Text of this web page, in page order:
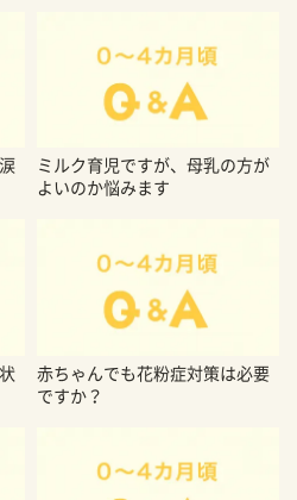
ミルク育児ですが、母乳の方が
よいのか悩みます
赤ちゃんでも花粉症対策は必要
ですか？